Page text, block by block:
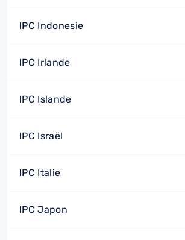
IPC Indonesie
IPC Irlande
IPC Islande
IPC Israël
IPC Italie
IPC Japon